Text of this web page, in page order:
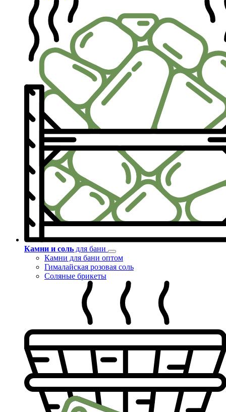
Камни и соль для бани
Камни для бани оптом
Гималайская розовая соль
Соляные брикеты